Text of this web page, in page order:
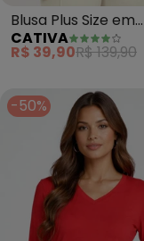
Blusa Plus Size em
Canelado (Laranja)
CATIVA
R$ 39,90R$ 139,90
-50%